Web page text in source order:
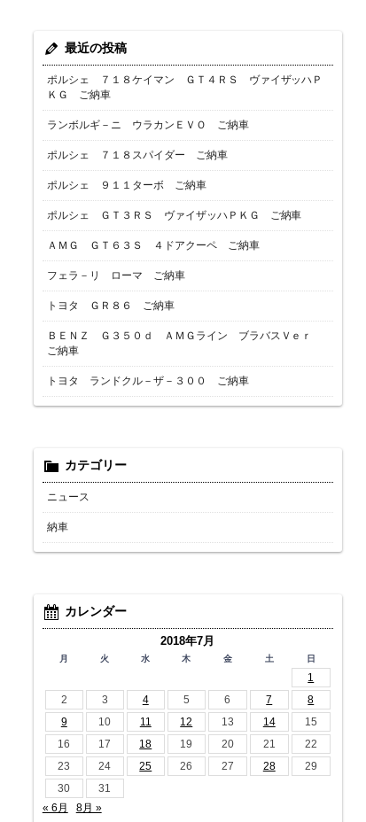
最近の投稿
ポルシェ ７１８ケイマン ＧＴ４ＲＳ ヴァイザッハＰ
ＫＧ ご納車
ランボルギ－ニ ウラカンＥＶＯ ご納車
ポルシェ ７１８スパイダー ご納車
ポルシェ ９１１ターボ ご納車
ポルシェ ＧＴ３ＲＳ ヴァイザッハＰＫＧ ご納車
ＡＭＧ ＧＴ６３Ｓ ４ドアクーペ ご納車
フェラ－リ ローマ ご納車
トヨタ ＧＲ８６ ご納車
ＢＥＮＺ Ｇ３５０ｄ ＡＭＧライン ブラバスＶｅｒ
ご納車
トヨタ ランドクル－ザ－３００ ご納車
カテゴリー
ニュース
納車
カレンダー
2018年7月
月 火 水 木 金 土 日
1
2
3 4 5 6 7
8
9
10 11 12 13 14
15
16
17 18 19 20 21
22
23
24 25 26 27 28
29
30
31
« 6月
8月 »